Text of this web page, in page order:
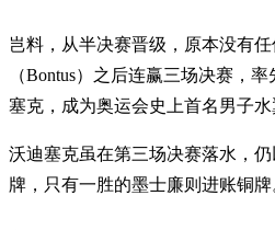
岂料，从半决赛晋级，原本没有
（Bontus）之后连赢三场决赛，
塞克，成为奥运会史上首名男子水
沃迪塞克虽在第三场决赛落水，
牌，只有一胜的墨士廉则进账铜牌